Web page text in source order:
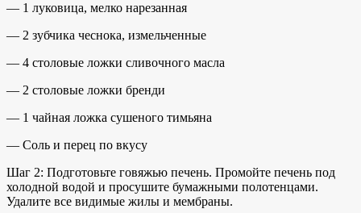
— 1 луковица, мелко нарезанная
— 2 зубчика чеснока, измельченные
— 4 столовые ложки сливочного масла
— 2 столовые ложки бренди
— 1 чайная ложка сушеного тимьяна
— Соль и перец по вкусу
Шаг 2: Подготовьте говяжью печень. Промойте печень под
холодной водой и просушите бумажными полотенцами.
Удалите все видимые жилы и мембраны.